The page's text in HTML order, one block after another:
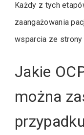
Każdy z tych
zaangażowania
wsparcia ze strony
Jakie
można